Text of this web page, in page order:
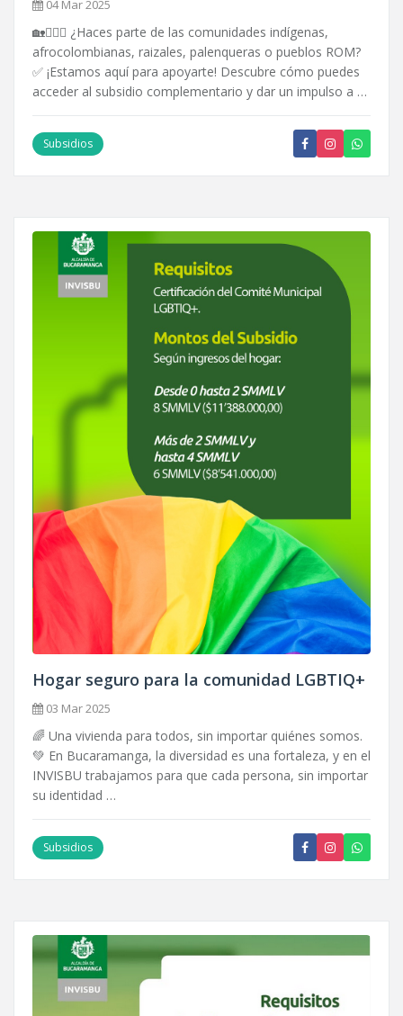
04 Mar 2025
🏡👳🏾‍♀️ ¿Haces parte de las comunidades indígenas,
afrocolombianas, raizales, palenqueras o pueblos ROM?
✅ ¡Estamos aquí para apoyarte! Descubre cómo puedes
acceder al subsidio complementario y dar un impulso a …
Subsidios
Hogar seguro para la comunidad LGBTIQ+
03 Mar 2025
🌈 Una vivienda para todos, sin importar quiénes somos.
💚 En Bucaramanga, la diversidad es una fortaleza, y en el
INVISBU trabajamos para que cada persona, sin importar
su identidad …
Subsidios